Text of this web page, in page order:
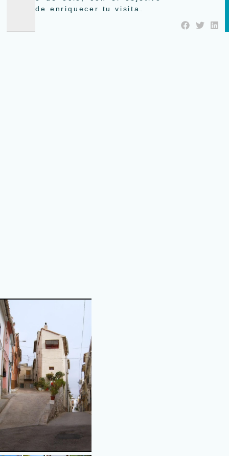
de enriquecer tu visita.